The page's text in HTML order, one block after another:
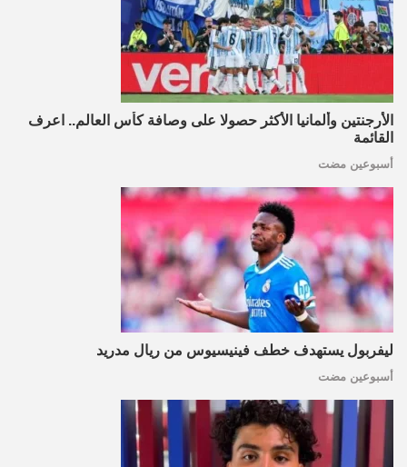
الأرجنتين وألمانيا الأكثر حصولا على وصافة كأس العالم.. اعرف
القائمة
أسبوعين مضت
ليفربول يستهدف خطف فينيسيوس من ريال مدريد
أسبوعين مضت